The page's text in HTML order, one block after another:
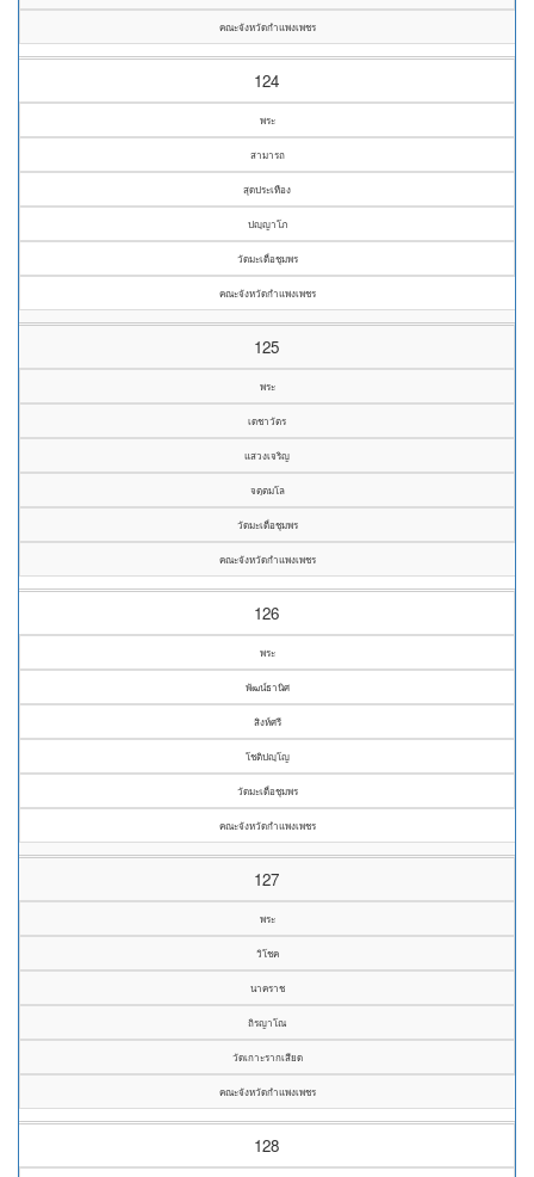
คณะจังหวัดกำแพงเพชร
124
พระ
สามารถ
สุดประเทือง
ปญฺญาโภ
วัดมะเดื่อชุมพร
คณะจังหวัดกำแพงเพชร
125
พระ
เดชาวัตร
แสวงเจริญ
จตฺตมโล
วัดมะเดื่อชุมพร
คณะจังหวัดกำแพงเพชร
126
พระ
พัฒน์ธานิศ
สิงห์ศรี
โชติปญฺโญ
วัดมะเดื่อชุมพร
คณะจังหวัดกำแพงเพชร
127
พระ
วิโชค
นาคราช
ถิรญาโณ
วัดเกาะรากเสียด
คณะจังหวัดกำแพงเพชร
128